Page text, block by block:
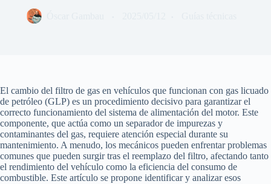
El cambio del filtro de gas en vehículos que funcionan con gas licuado
de petróleo (GLP) es un procedimiento decisivo para garantizar el
correcto funcionamiento del sistema de alimentación del motor. Este
componente, que actúa como un separador de impurezas y
contaminantes del gas, requiere atención especial durante su
mantenimiento. A menudo, los mecánicos pueden enfrentar problemas
comunes que pueden surgir tras el reemplazo del filtro, afectando tanto
el rendimiento del vehículo como la eficiencia del consumo de
combustible. Este artículo se propone identificar y analizar esos